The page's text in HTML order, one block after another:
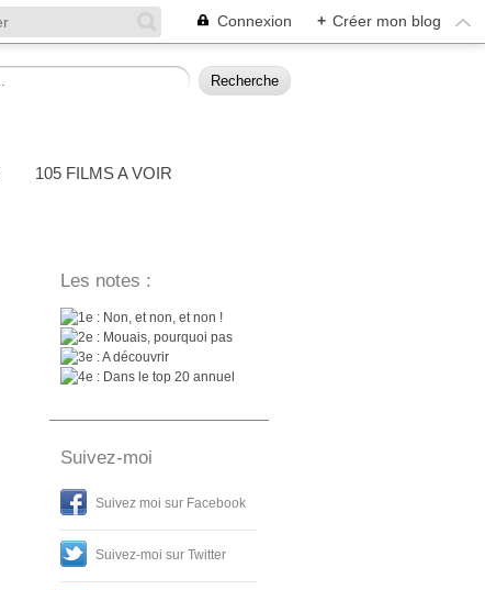
Connexion + Créer mon blog
105 FILMS A VOIR
Les notes :
: Non, et non, et non !
: Mouais, pourquoi pas
: A découvrir
: Dans le top 20 annuel
Suivez-moi
Suivez moi sur Facebook
Suivez-moi sur Twitter